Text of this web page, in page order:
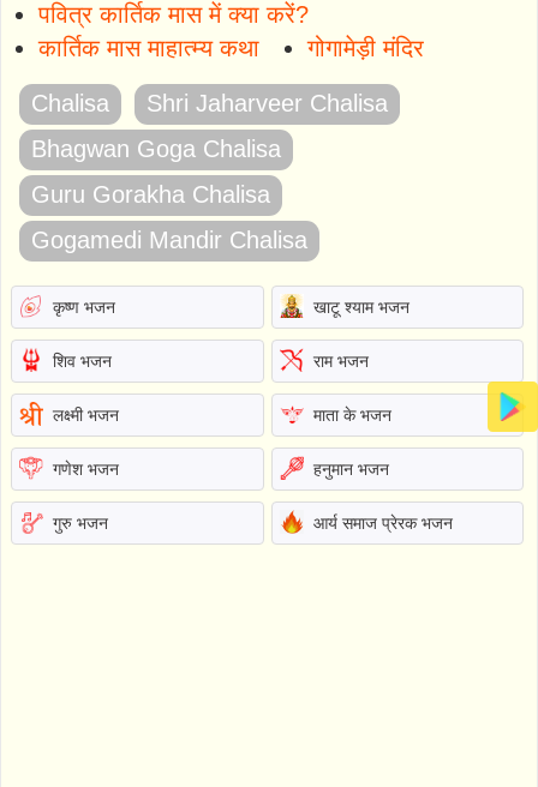
पवित्र कार्तिक मास में क्या करें?
कार्तिक मास माहात्म्य कथा
गोगामेड़ी मंदिर
Chalisa
Shri Jaharveer Chalisa
Bhagwan Goga Chalisa
Guru Gorakha Chalisa
Gogamedi Mandir Chalisa
कृष्ण भजन खाटू श्याम भजन
शिव भजन राम भजन
लक्ष्मी भजन माता के भजन
गणेश भजन हनुमान भजन
गुरु भजन आर्य समाज प्रेरक भजन